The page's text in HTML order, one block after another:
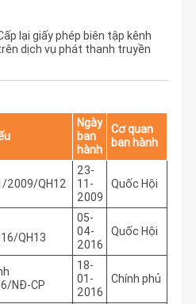
lại giấy phép biên tập kênh
dịch vụ phát thanh truyền
Ngày
ban
hành
Cơ quan
ban hành
2009/QH12
23-
11-
2009
Quốc Hội
QH13
05-
04-
2016
Quốc Hội
NĐ-CP
18-
01-
2016
Chính phủ